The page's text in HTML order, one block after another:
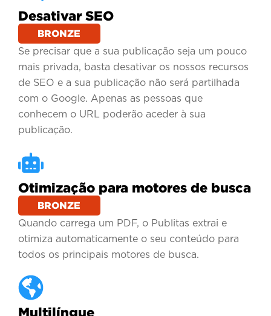
Desativar SEO
BRONZE
Se precisar que a sua publicação seja um pouco
mais privada, basta desativar os nossos recursos
de SEO e a sua publicação não será partilhada
com o Google. Apenas as pessoas que
conhecem o URL poderão aceder à sua
publicação.
Otimização para motores de busca
BRONZE
Quando carrega um PDF, o Publitas extrai e
otimiza automaticamente o seu conteúdo para
todos os principais motores de busca.
Multilíngue